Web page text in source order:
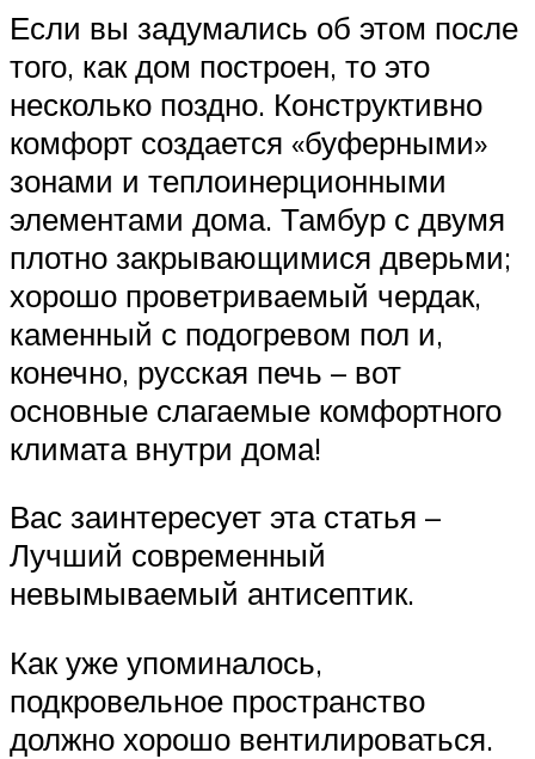
Если вы задумались об этом после
того, как дом построен, то это
несколько поздно. Конструктивно
комфорт создается «буферными»
зонами и теплоинерционными
элементами дома. Тамбур с двумя
плотно закрывающимися дверьми;
хорошо проветриваемый чердак,
каменный с подогревом пол и,
конечно, русская печь – вот
основные слагаемые комфортного
климата внутри дома!
Вас заинтересует эта статья –
Лучший современный
невымываемый антисептик.
Как уже упоминалось,
подкровельное пространство
должно хорошо вентилироваться.